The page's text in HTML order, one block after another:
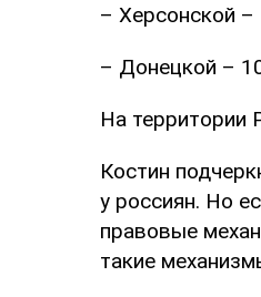
– Херсонской –
– Донецкой –
На территории
Костин
у россиян. Но
правовые
такие